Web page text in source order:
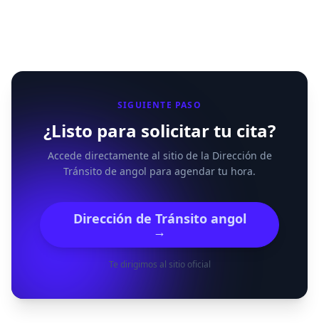
SIGUIENTE PASO
¿Listo para solicitar tu cita?
Accede directamente al sitio de la Dirección de
Tránsito de angol para agendar tu hora.
Dirección de Tránsito angol
→
Te dirigimos al sitio oficial